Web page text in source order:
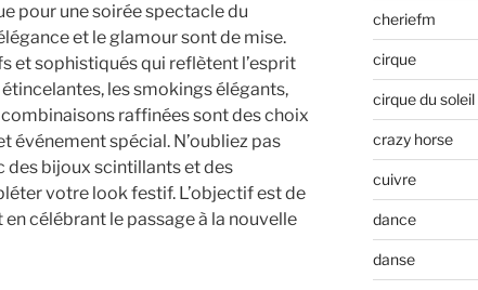
pour une soirée spectacle du
et le glamour sont de mise.
et sophistiqués qui reflètent l’esprit
les smokings élégants,
raffinées sont des choix
événement spécial. N’oubliez pas
des bijoux scintillants et des
votre look festif. L’objectif est de
célébrant le passage à la nouvelle
cheriefm
cirque
cirque du soleil
crazy horse
cuivre
dance
danse